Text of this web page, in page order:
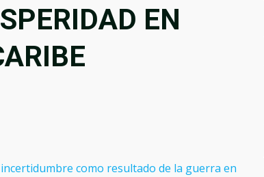
EN
como resultado de la guerra en